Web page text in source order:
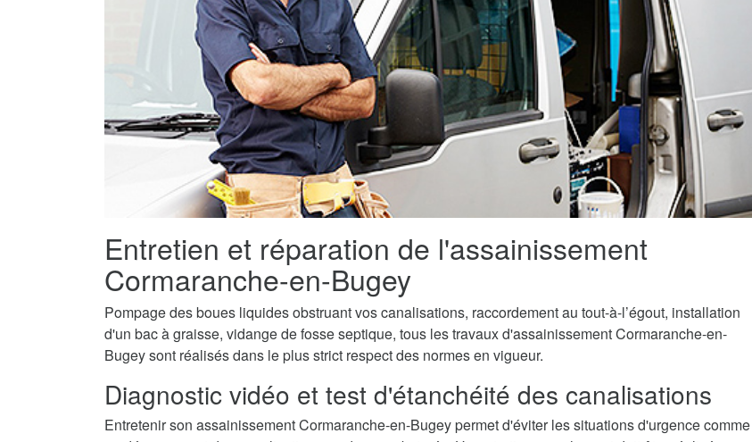
Entretien et réparation de l'assainissement
Cormaranche-en-Bugey
Pompage des boues liquides obstruant vos canalisations, raccordement au tout-à-l’égout, installation
d'un bac à graisse, vidange de fosse septique, tous les travaux d'assainissement Cormaranche-en-
Bugey sont réalisés dans le plus strict respect des normes en vigueur.
Diagnostic vidéo et test d'étanchéité des canalisations
Entretenir son assainissement Cormaranche-en-Bugey permet d'éviter les situations d'urgence comme